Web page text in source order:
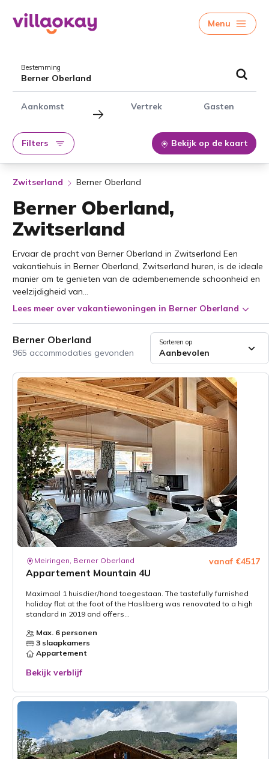
Menu
Bestemming
Berner Oberland
Aankomst Vertrek Gasten
Filters Bekijk op de kaart
Zwitserland Berner Oberland
Berner Oberland,
Zwitserland
Ervaar de pracht van Berner Oberland in Zwitserland Een
vakantiehuis in Berner Oberland, Zwitserland huren, is de ideale
manier om te genieten van de adembenemende schoonheid en
veelzijdigheid van...
Lees meer over vakantiewoningen in Berner Oberland
Berner Oberland
965 accommodaties gevonden
Sorteren op
Aanbevolen
Meiringen, Berner Oberland
Appartement Mountain 4U
vanaf €4517
Maximaal 1 huisdier/hond toegestaan. The tastefully furnished
holiday flat at the foot of the Hasliberg was renovated to a high
standard in 2019 and offers...
Max. 6 personen
3 slaapkamers
Appartement
Bekijk verblijf